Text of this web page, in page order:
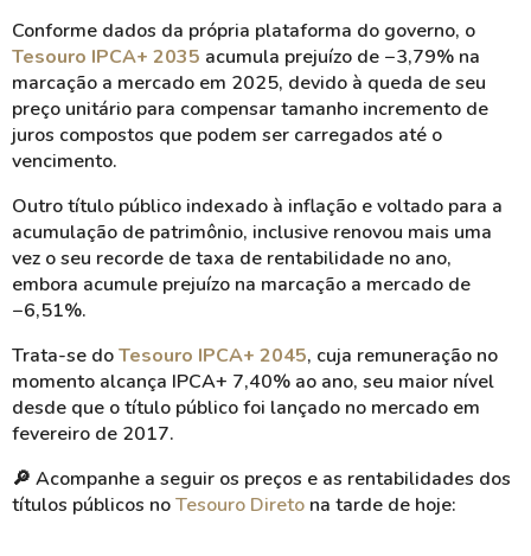
Conforme dados da própria plataforma do governo, o
Tesouro IPCA+ 2035 acumula prejuízo de −3,79% na
marcação a mercado em 2025, devido à queda de seu
preço unitário para compensar tamanho incremento de
juros compostos que podem ser carregados até o
vencimento.
Outro título público indexado à inflação e voltado para a
acumulação de patrimônio, inclusive renovou mais uma
vez o seu recorde de taxa de rentabilidade no ano,
embora acumule prejuízo na marcação a mercado de
−6,51%.
Trata-se doTesouro IPCA+ 2045, cuja remuneração no
momento alcança IPCA+ 7,40% ao ano, seu maior nível
desde que o título público foi lançado no mercado em
fevereiro de 2017.
🔎 Acompanhe a seguir os preços e as rentabilidades dos
títulos públicos noTesouro Direto na tarde de hoje: